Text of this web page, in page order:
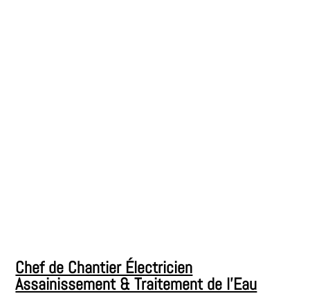
Chef de Chantier Électricien
Assainissement & Traitement de l'Eau